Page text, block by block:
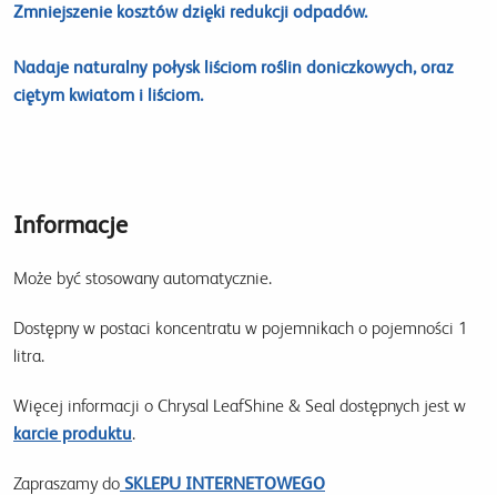
Zmniejszenie kosztów dzięki redukcji odpadów.
Nadaje naturalny połysk liściom roślin doniczkowych, oraz
ciętym kwiatom i liściom.
Informacje
Może być stosowany automatycznie.
Dostępny w postaci koncentratu w pojemnikach o pojemności 1
litra.
Więcej informacji o Chrysal LeafShine & Seal dostępnych jest w
karcie produktu.
Zapraszamy do SKLEPU INTERNETOWEGO